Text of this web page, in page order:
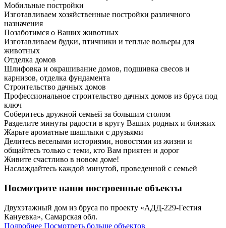
Мобильные постройки
Изготавливаем хозяйственные постройки различного
назначения
Позаботимся о Ваших животных
Изготавливаем будки, птичники и теплые вольеры для
животных
Отделка домов
Шлифовка и окрашивание домов, подшивка свесов и
карнизов, отделка фундамента
Строительство дачных домов
Профессиональное строительство дачных домов из бруса под
ключ
Соберитесь дружной семьей за большим столом
Разделите минуты радости в кругу Ваших родных и близких
Жарьте ароматные шашлыки с друзьями
Делитесь веселыми историями, новостями из жизни и
общайтесь только с теми, кто Вам приятен и дорог
Живите счастливо в новом доме!
Наслаждайтесь каждой минутой, проведенной с семьей
Посмотрите наши построенные объекты
Двухэтажный дом из бруса по проекту «АДД-229-Гестия
Кануевка», Самарская обл.
Подробнее Посмотреть больше объектов